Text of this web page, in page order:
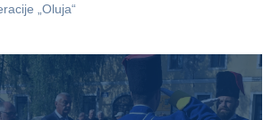
„Oluja“